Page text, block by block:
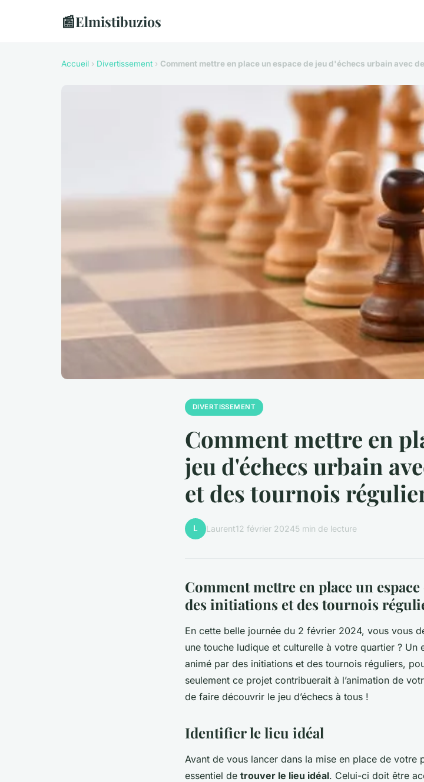
📰Elmistibuzios
Accueil › Divertissement › Comment mettre en place un espace de jeu d'échecs urbain avec
DIVERTISSEMENT
Comment mettre en
jeu d'échecs urbain
et des tournois
L Laurent12 février 20245 min de lecture
Comment mettre en place un
des initiations et des tournois
En cette belle journée du 2 février 2024, vous vous
une touche ludique et culturelle à votre quartier ? Un
animé par des initiations et des tournois réguliers,
seulement ce projet contribuerait à l’animation de
de faire découvrir le jeu d’échecs à tous !
Identifier le lieu idéal
Avant de vous lancer dans la mise en place de votre
essentiel de trouver le lieu idéal. Celui-ci doit être